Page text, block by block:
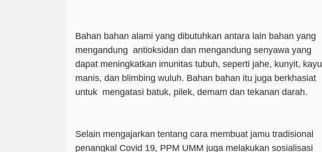
Bahan bahan alami yang dibutuhkan antara lain bahan yang
mengandung antioksidan dan mengandung senyawa yang
dapat meningkatkan imunitas tubuh, seperti jahe, kunyit, kayu
manis, dan blimbing wuluh. Bahan bahan itu juga berkhasiat
untuk mengatasi batuk, pilek, demam dan tekanan darah.
Selain mengajarkan tentang cara membuat jamu tradisional
penangkal Covid 19, PPM UMM juga melakukan sosialisasi